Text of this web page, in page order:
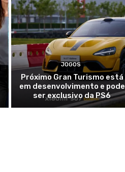
JOGOS
Próximo Gran Turismo está
em desenvolvimento e pode
ser exclusivo da PS6